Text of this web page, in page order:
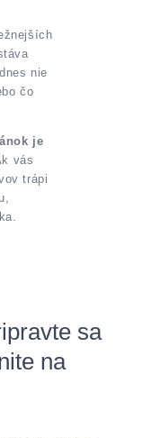
nie
čo
je
vás
trápi
sa
na